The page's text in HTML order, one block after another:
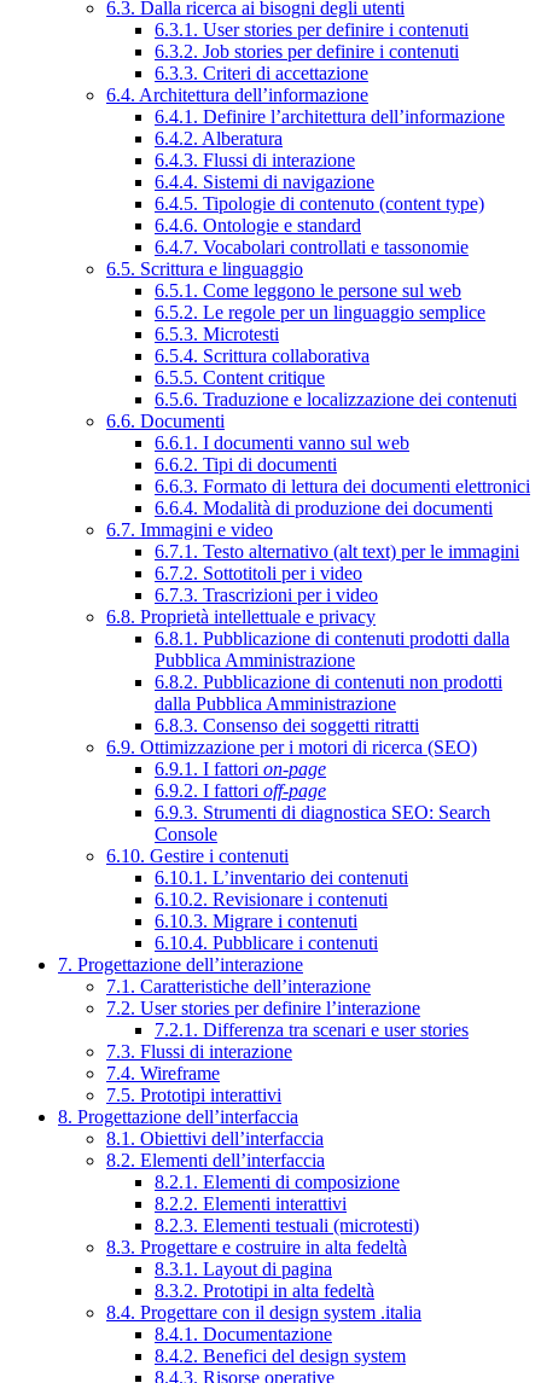
6.3. Dalla ricerca ai bisogni degli utenti
6.3.1. User stories per definire i contenuti
6.3.2. Job stories per definire i contenuti
6.3.3. Criteri di accettazione
6.4. Architettura dell’informazione
6.4.1. Definire l’architettura dell’informazione
6.4.2. Alberatura
6.4.3. Flussi di interazione
6.4.4. Sistemi di navigazione
6.4.5. Tipologie di contenuto (content type)
6.4.6. Ontologie e standard
6.4.7. Vocabolari controllati e tassonomie
6.5. Scrittura e linguaggio
6.5.1. Come leggono le persone sul web
6.5.2. Le regole per un linguaggio semplice
6.5.3. Microtesti
6.5.4. Scrittura collaborativa
6.5.5. Content critique
6.5.6. Traduzione e localizzazione dei contenuti
6.6. Documenti
6.6.1. I documenti vanno sul web
6.6.2. Tipi di documenti
6.6.3. Formato di lettura dei documenti elettronici
6.6.4. Modalità di produzione dei documenti
6.7. Immagini e video
6.7.1. Testo alternativo (alt text) per le immagini
6.7.2. Sottotitoli per i video
6.7.3. Trascrizioni per i video
6.8. Proprietà intellettuale e privacy
6.8.1. Pubblicazione di contenuti prodotti dalla
Pubblica Amministrazione
6.8.2. Pubblicazione di contenuti non prodotti
dalla Pubblica Amministrazione
6.8.3. Consenso dei soggetti ritratti
6.9. Ottimizzazione per i motori di ricerca (SEO)
6.9.1. I fattori on-page
6.9.2. I fattori off-page
6.9.3. Strumenti di diagnostica SEO: Search
Console
6.10. Gestire i contenuti
6.10.1. L’inventario dei contenuti
6.10.2. Revisionare i contenuti
6.10.3. Migrare i contenuti
6.10.4. Pubblicare i contenuti
7. Progettazione dell’interazione
7.1. Caratteristiche dell’interazione
7.2. User stories per definire l’interazione
7.2.1. Differenza tra scenari e user stories
7.3. Flussi di interazione
7.4. Wireframe
7.5. Prototipi interattivi
8. Progettazione dell’interfaccia
8.1. Obiettivi dell’interfaccia
8.2. Elementi dell’interfaccia
8.2.1. Elementi di composizione
8.2.2. Elementi interattivi
8.2.3. Elementi testuali (microtesti)
8.3. Progettare e costruire in alta fedeltà
8.3.1. Layout di pagina
8.3.2. Prototipi in alta fedeltà
8.4. Progettare con il design system .italia
8.4.1. Documentazione
8.4.2. Benefici del design system
8.4.3. Risorse operative